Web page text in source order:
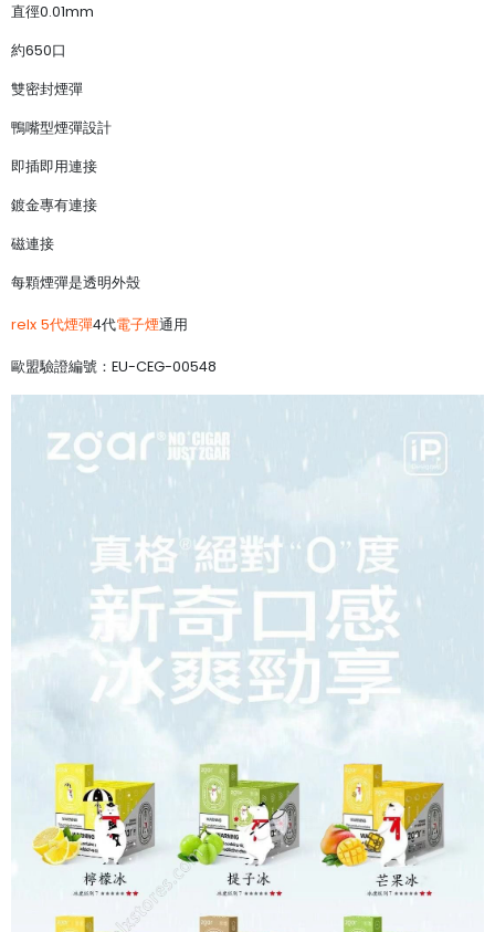
直徑0.01mm
約650口
雙密封煙彈
鴨嘴型煙彈設計
即插即用連接
鍍金專有連接
磁連接
每顆煙彈是透明外殼
relx 5代煙彈4代電子煙通用
歐盟驗證編號：EU-CEG-00548